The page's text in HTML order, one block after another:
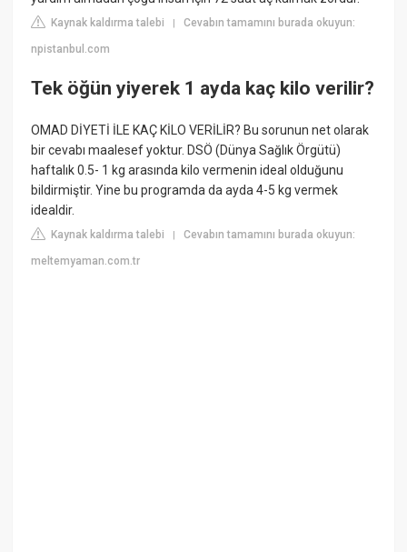
Kaynak kaldırma talebi |Cevabın tamamını burada okuyun:
npistanbul.com
Tek öğün yiyerek 1 ayda kaç kilo verilir?
OMAD DİYETİ İLE KAÇ KİLO VERİLİR? Bu sorunun net olarak
bir cevabı maalesef yoktur. DSÖ (Dünya Sağlık Örgütü)
haftalık 0.5- 1 kg arasında kilo vermenin ideal olduğunu
bildirmiştir. Yine bu programda da ayda 4-5 kg vermek
idealdir.
Kaynak kaldırma talebi |Cevabın tamamını burada okuyun:
meltemyaman.com.tr